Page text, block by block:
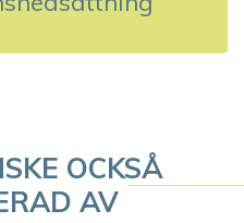
OCKSÅ
AV